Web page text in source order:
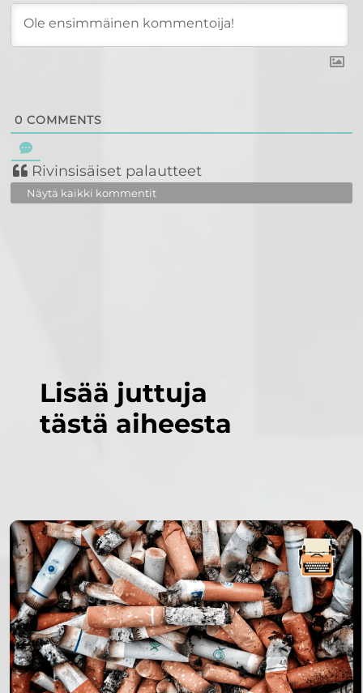
0 COMMENTS
Rivinsisäiset palautteet
Näytä kaikki kommentit
Lisää juttuja
tästä aiheesta